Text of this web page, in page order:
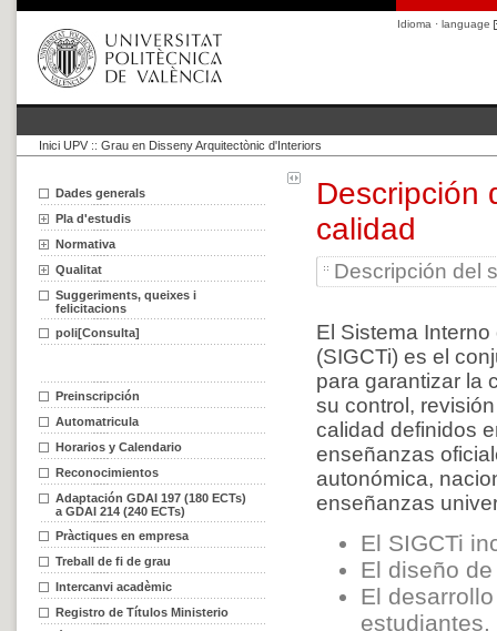
Idioma · language
Inici UPV :: Grau en Disseny Arquitectònic d'Interiors
Dades generals
Pla d'estudis
Normativa
Qualitat
Suggeriments, queixes i
felicitacions
poli[Consulta]
Preinscripción
Automatricula
Horarios y Calendario
Reconocimientos
Adaptación GDAI 197 (180 ECTs)
a GDAI 214 (240 ECTs)
Pràctiques en empresa
Treball de fi de grau
Intercanvi acadèmic
Registro de Títulos Ministerio
Descripción
calidad
Descripción del
El Sistema
(SIGCTi) es el
para garantizar la
su control,
calidad definidos
enseñanzas
autonómica,
enseñanzas
El SIGCTi
El diseño
El
estudiantes.